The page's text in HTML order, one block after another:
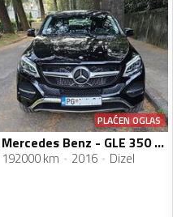
PLAĆEN OGLAS
Mercedes Benz - GLE 350 - Coupe 4 Matic
192000 km 2016 Dizel